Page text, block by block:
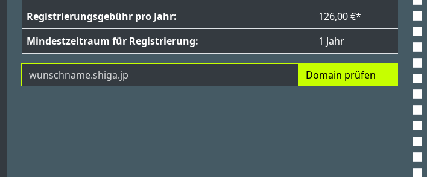
Registrierungsgebühr pro Jahr:
126,00 €*
Mindestzeitraum für Registrierung:
1 Jahr
Domain prüfen